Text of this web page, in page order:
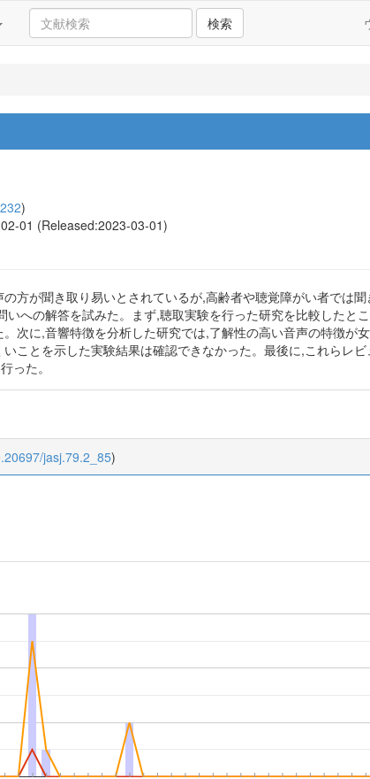
検索
)
01 (Released:2023-03-01)
方が聞き取り易いとされているが,高齢者や聴覚障がい者では
への解答を試みた。まず,聴取実験を行った研究を比較したと
次に,音響特徴を分析した研究では,了解性の高い音声の特徴が
ことを示した実験結果は確認できなかった。最後に,これらレ
った。
jasj.79.2_85)